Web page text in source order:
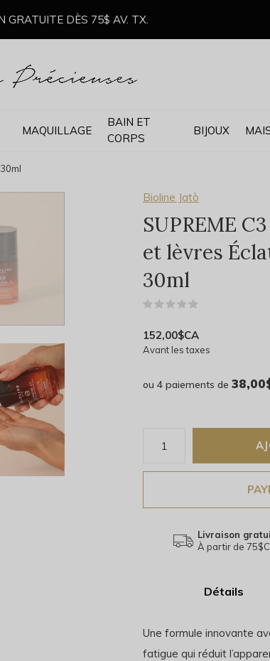
MAQUILLAGE
BAIN ET
CORPS
BIJOUX
GRATUITE DÈS 75$ AV. TX.
Bioline Jatò
SUPREME
et lèvres
30ml
152,00$CA
Avant les taxes
ou 4 paiements de
Livraison
À partir de
Détails
Une formule innovante
fatigue qui réduit